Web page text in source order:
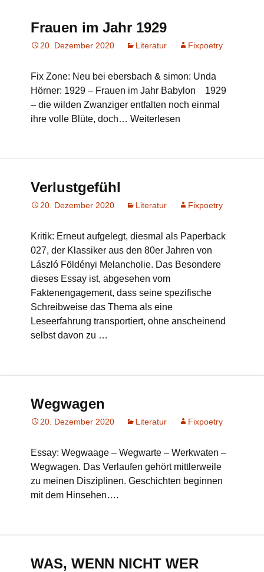
Frauen im Jahr 1929
20. Dezember 2020 Literatur Fixpoetry
Fix Zone: Neu bei ebersbach & simon: Unda
Hörner: 1929 – Frauen im Jahr Babylon 1929
– die wilden Zwanziger entfalten noch einmal
ihre volle Blüte, doch… Weiterlesen
Verlustgefühl
20. Dezember 2020 Literatur Fixpoetry
Kritik: Erneut aufgelegt, diesmal als Paperback
027, der Klassiker aus den 80er Jahren von
László Földényi Melancholie. Das Besondere
dieses Essay ist, abgesehen vom
Faktenengagement, dass seine spezifische
Schreibweise das Thema als eine
Leseerfahrung transportiert, ohne anscheinend
selbst davon zu …
Wegwagen
20. Dezember 2020 Literatur Fixpoetry
Essay: Wegwaage – Wegwarte – Werkwaten –
Wegwagen. Das Verlaufen gehört mittlerweile
zu meinen Disziplinen. Geschichten beginnen
mit dem Hinsehen….
WAS, WENN NICHT WER